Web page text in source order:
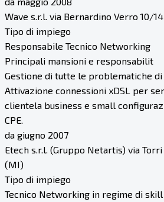
Wave s.r.l. via Bernardino Verro 10/
Tipo di impiego
Responsabile Tecnico Networking
Principali mansioni e responsabilit
Gestione di tutte le problematiche di
Attivazione connessioni xDSL per
clientela business e small
CPE.
da giugno 2007
Etech s.r.l. (Gruppo Netartis) via
(MI)
Tipo di impiego
Tecnico Networking in regime di